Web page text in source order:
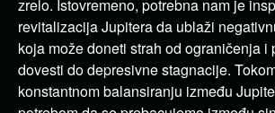
zrelo. Istovremeno, potrebna nam je
revitalizacija Jupitera da ublaži
koja može doneti strah od ograničenja i
dovesti do depresivne stagnacije.
konstantnom balansiranju između